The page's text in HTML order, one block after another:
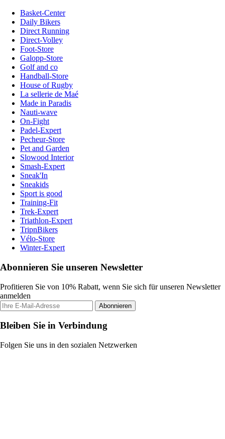
Basket-Center
Daily Bikers
Direct Running
Direct-Volley
Foot-Store
Galopp-Store
Golf and co
Handball-Store
House of Rugby
La sellerie de Maé
Made in Paradis
Nauti-wave
On-Fight
Padel-Expert
Pecheur-Store
Pet and Garden
Slowood Interior
Smash-Expert
Sneak'In
Sneakids
Sport is good
Training-Fit
Trek-Expert
Triathlon-Expert
TripnBikers
Vélo-Store
Winter-Expert
Abonnieren Sie unseren Newsletter
Profitieren Sie von 10% Rabatt, wenn Sie sich für unseren Newsletter
anmelden
Abonnieren
Bleiben Sie in Verbindung
Folgen Sie uns in den sozialen Netzwerken